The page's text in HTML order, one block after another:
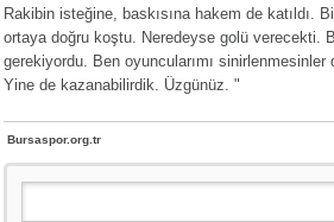
Rakibin isteğine, baskısına hakem de katıldı.
ortaya doğru koştu. Neredeyse golü verecekti.
gerekiyordu. Ben oyuncularımı
Yine de kazanabilirdik. Üzgünüz. "
Bursaspor.org.tr